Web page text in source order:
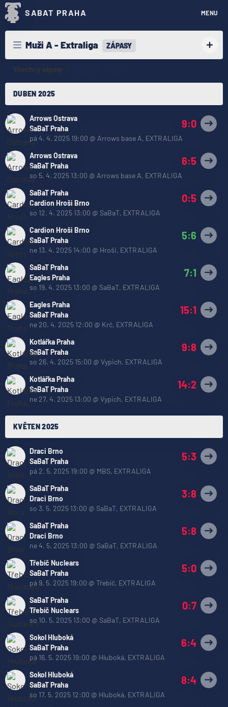
SABAT PRAHA MENU
Muži A - Extraliga ZÁPASY
Všechny zápasy
DUBEN 2025
Arrows Ostrava
SaBaT Praha
9:0
pá 4. 4. 2025 19:00 @ Arrows base A, EXTRALIGA
Arrows Ostrava
SaBaT Praha
6:5
so 5. 4. 2025 13:00 @ Arrows base A, EXTRALIGA
SaBaT Praha
Cardion Hroši Brno
0:5
so 12. 4. 2025 13:00 @ SaBaT, EXTRALIGA
Cardion Hroši Brno
SaBaT Praha
5:6
ne 13. 4. 2025 14:00 @ Hroši, EXTRALIGA
SaBaT Praha
Eagles Praha
7:1
so 19. 4. 2025 13:00 @ SaBaT, EXTRALIGA
Eagles Praha
SaBaT Praha
15:1
ne 20. 4. 2025 12:00 @ Krč, EXTRALIGA
Kotlářka Praha
SaBaT Praha
9:8
so 26. 4. 2025 15:00 @ Vypich, EXTRALIGA
Kotlářka Praha
SaBaT Praha
14:2
ne 27. 4. 2025 13:00 @ Vypich, EXTRALIGA
KVĚTEN 2025
Draci Brno
SaBaT Praha
5:3
pá 2. 5. 2025 19:00 @ MBS, EXTRALIGA
SaBaT Praha
Draci Brno
3:8
so 3. 5. 2025 13:00 @ SaBaT, EXTRALIGA
SaBaT Praha
Draci Brno
5:8
ne 4. 5. 2025 13:00 @ SaBaT, EXTRALIGA
Třebíč Nuclears
SaBaT Praha
5:0
pá 9. 5. 2025 19:00 @ Třebíč, EXTRALIGA
SaBaT Praha
Třebíč Nuclears
0:7
so 10. 5. 2025 13:00 @ SaBaT, EXTRALIGA
Sokol Hluboká
SaBaT Praha
6:4
pá 16. 5. 2025 19:00 @ Hluboká, EXTRALIGA
Sokol Hluboká
SaBaT Praha
8:4
so 17. 5. 2025 12:00 @ Hluboká, EXTRALIGA